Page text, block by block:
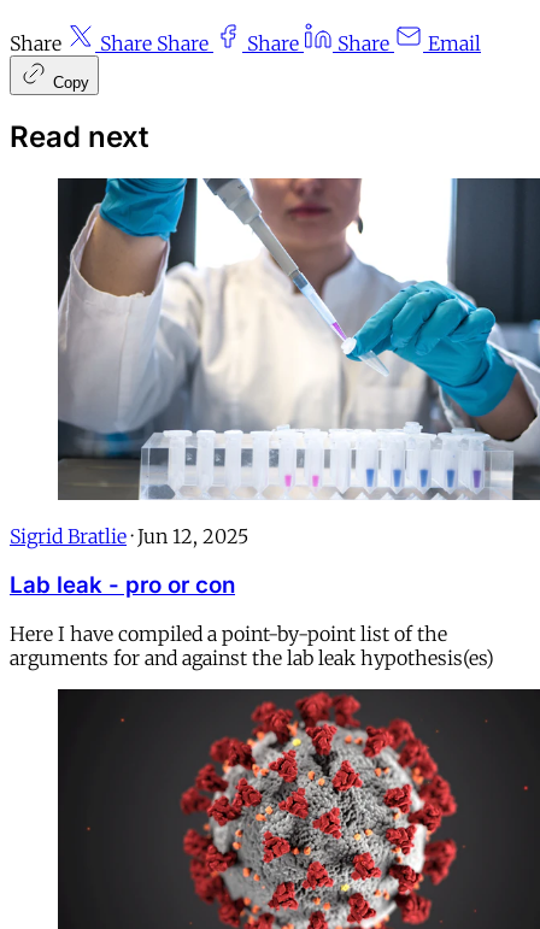
Share Share Share Share Share Email
Copy
Read next
Sigrid Bratlie · Jun 12, 2025
Lab leak - pro or con
Here I have compiled a point-by-point list of the
arguments for and against the lab leak hypothesis(es)